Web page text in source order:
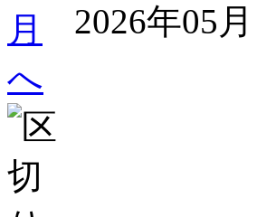
2026年05月